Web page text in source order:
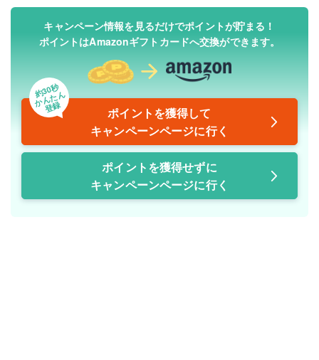
キャンペーン情報を見るだけでポイントが貯まる！
ポイントはAmazonギフトカードへ交換ができます。
約30秒
かんたん
登録
ポイントを獲得して
キャンペーンページに行く
ポイントを獲得せずに
キャンペーンページに行く